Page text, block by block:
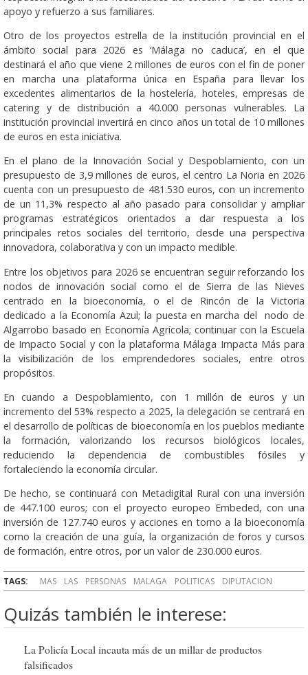
apoyo y refuerzo a sus familiares.
Otro de los proyectos estrella de la institución provincial en el
ámbito social para 2026 es ‘Málaga no caduca’, en el que
destinará el año que viene 2 millones de euros con el fin de poner
en marcha una plataforma única en España para llevar los
excedentes alimentarios de la hostelería, hoteles, empresas de
catering y de distribución a 40.000 personas vulnerables. La
institución provincial invertirá en cinco años un total de 10 millones
de euros en esta iniciativa.
En el plano de la Innovación Social y Despoblamiento, con un
presupuesto de 3,9 millones de euros, el centro La Noria en 2026
cuenta con un presupuesto de 481.530 euros, con un incremento
de un 11,3% respecto al año pasado para consolidar y ampliar
programas estratégicos orientados a dar respuesta a los
principales retos sociales del territorio, desde una perspectiva
innovadora, colaborativa y con un impacto medible.
Entre los objetivos para 2026 se encuentran seguir reforzando los
nodos de innovación social como el de Sierra de las Nieves
centrado en la bioeconomía, o el de Rincón de la Victoria
dedicado a la Economía Azul; la puesta en marcha del nodo de
Algarrobo basado en Economía Agrícola; continuar con la Escuela
de Impacto Social y con la plataforma Málaga Impacta Más para
la visibilización de los emprendedores sociales, entre otros
propósitos.
En cuando a Despoblamiento, con 1 millón de euros y un
incremento del 53% respecto a 2025, la delegación se centrará en
el desarrollo de políticas de bioeconomía en los pueblos mediante
la formación, valorizando los recursos biológicos locales,
reduciendo la dependencia de combustibles fósiles y
fortaleciendo la economía circular.
De hecho, se continuará con Metadigital Rural con una inversión
de 447.100 euros; con el proyecto europeo Embeded, con una
inversión de 127.740 euros y acciones en torno a la bioeconomía
como la creación de una guía, la organización de foros y cursos
de formación, entre otros, por un valor de 230.000 euros.
TAGS: MAS LAS PERSONAS MALAGA POLITICAS DIPUTACION
Quizás también le interese:
La Policía Local incauta más de un millar de productos
falsificados